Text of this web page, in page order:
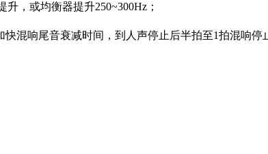
，或均衡器提升250~300Hz；
混响尾音衰减时间，到人声停止后半拍至1拍混响停